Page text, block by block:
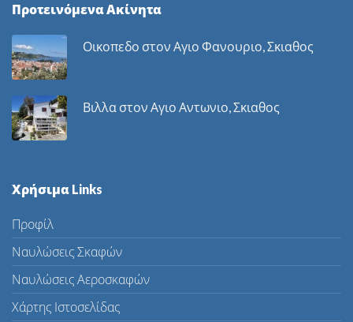
Προτεινόμενα Ακίνητα
Οικοπεδο στον Αγιο Φανουριο, Σκιαθος
Βιλλα στον Αγιο Αντωνιο, Σκιαθος
Χρήσιμα Links
Προφίλ
Ναυλώσεις Σκαφών
Ναυλώσεις Αεροσκαφών
Χάρτης Ιστοσελίδας